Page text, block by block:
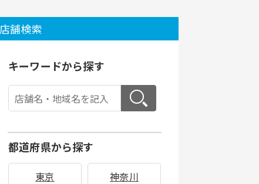
店舗検索
キーワードから探す
都道府県から探す
東京 神奈川